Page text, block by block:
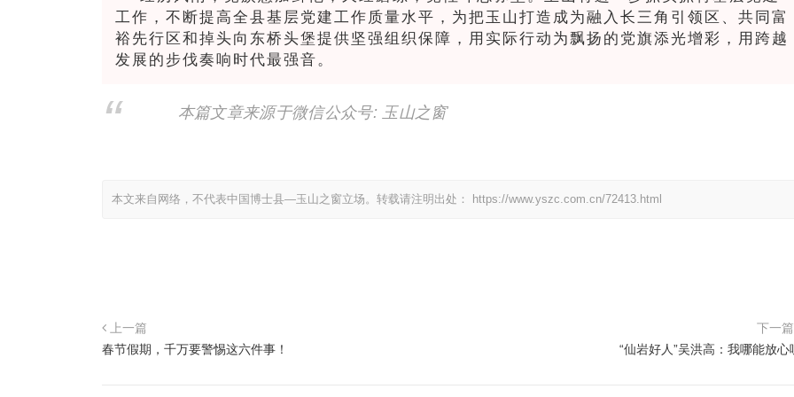
工作，不断提高全县基层党建工作质量水平，为把玉山打造成为融入长三角引领区、共同富
裕先行区和掉头向东桥头堡提供坚强组织保障，用实际行动为飘扬的党旗添光增彩，用跨越
发展的步伐奏响时代最强音。
本篇文章来源于微信公众号: 玉山之窗
本文来自网络，不代表中国博士县—玉山之窗立场。转载请注明出处： https://www.yszc.com.cn/72413.html
上一篇
春节假期，千万要警惕这六件事！
下一
“仙岩好人”吴洪高：我哪能放心